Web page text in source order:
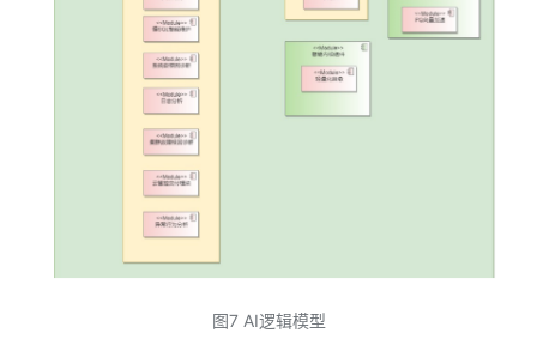
图7 AI逻辑模型